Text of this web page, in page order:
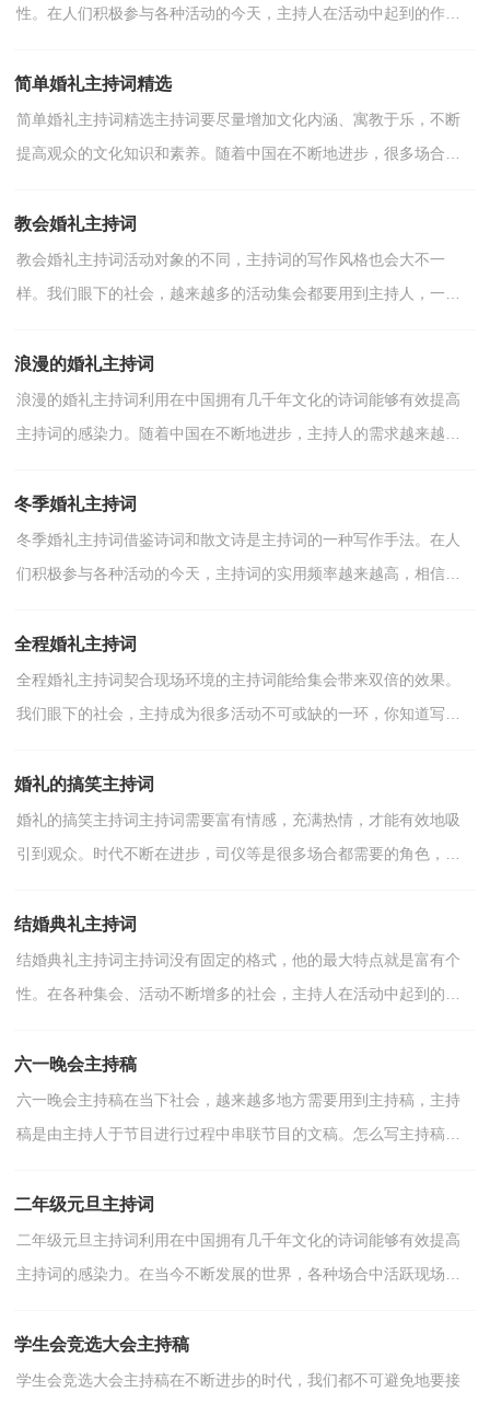
性。在人们积极参与各种活动的今天，主持人在活动中起到的作用
简单婚礼主持词精选
简单婚礼主持词精选主持词要尽量增加文化内涵、寓教于乐，不断
提高观众的文化知识和素养。随着中国在不断地进步，很多场合都
教会婚礼主持词
教会婚礼主持词活动对象的不同，主持词的写作风格也会大不一
样。我们眼下的社会，越来越多的活动集会都要用到主持人，一般
浪漫的婚礼主持词
浪漫的婚礼主持词利用在中国拥有几千年文化的诗词能够有效提高
主持词的感染力。随着中国在不断地进步，主持人的需求越来越
冬季婚礼主持词
冬季婚礼主持词借鉴诗词和散文诗是主持词的一种写作手法。在人
们积极参与各种活动的今天，主持词的实用频率越来越高，相信许
全程婚礼主持词
全程婚礼主持词契合现场环境的主持词能给集会带来双倍的效果。
我们眼下的社会，主持成为很多活动不可或缺的一环，你知道写主
婚礼的搞笑主持词
婚礼的搞笑主持词主持词需要富有情感，充满热情，才能有效地吸
引到观众。时代不断在进步，司仪等是很多场合都需要的角色，相
结婚典礼主持词
结婚典礼主持词主持词没有固定的格式，他的最大特点就是富有个
性。在各种集会、活动不断增多的社会，主持人在活动中起到的作
六一晚会主持稿
六一晚会主持稿在当下社会，越来越多地方需要用到主持稿，主持
稿是由主持人于节目进行过程中串联节目的文稿。怎么写主持稿才
二年级元旦主持词
二年级元旦主持词利用在中国拥有几千年文化的诗词能够有效提高
主持词的感染力。在当今不断发展的世界，各种场合中活跃现场气
学生会竞选大会主持稿
学生会竞选大会主持稿在不断进步的时代，我们都不可避免地要接